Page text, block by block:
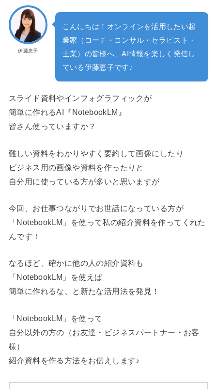
伊藤恵子
こんにちは！オンラインを活用したい起
業家（コーチ・コンサル・セラピスト・
士業）の皆様へ、AI情報を楽しく発信し
ている伊藤恵子です♪
スライド資料やインフォグラフィックが
簡単に作れるAI『NotebookLM』
皆さん使っていますか？
難しい資料をわかりやすく要約して画像にしたり
ビジネス用の画像や資料を作ったりと
自分用に使っている方が多いと思いますが
今回、お仕事つながりでお世話になっている方が
「NotebookLM」を使って私の紹介資料を作ってくれた
んです！
なるほど、確かに他の人の紹介資料も
「NotebookLM」を使えば
簡単に作れるな、と新たな活用法を発見！
「NotebookLM」を使って
自分以外の方の（お友達・ビジネスパートナー・お客
様）
紹介資料を作る方法をお伝えします♪